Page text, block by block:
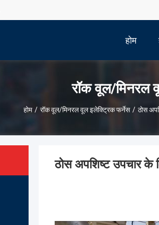
होम
रॉक वूल/मिनरल
होम / रॉक वूल/मिनरल वूल इलेक्ट्रिक फर्नेस / ठोस
ठोस अपशिष्ट उपचार